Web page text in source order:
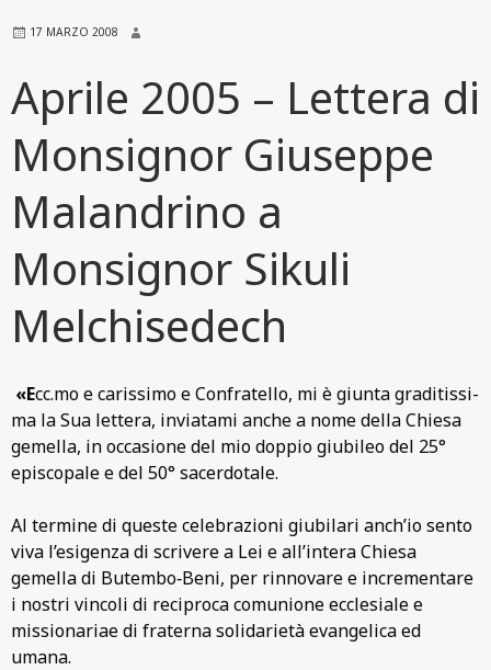
17 MARZO 2008
Aprile 2005 – Lettera di
Monsignor Giuseppe
Malandrino a
Monsignor Sikuli
Melchisedech
«Ecc.mo e carissimo e Confratello, mi è giunta graditissi­
ma la Sua lettera, invia­tami anche a nome della Chiesa
gemella, in occasio­ne del mio doppio giubileo del 25°
episcopale e del 50° sacerdotale.
Al termine di queste celebrazioni giubilari an­ch’io sento
viva l’esigenza di scrivere a Lei e all’inte­ra Chiesa
gemella di Butembo‑Beni, per rinno­vare e incrementare
i no­stri vincoli di reciproca comunione ecclesiale e
missionariae di fraterna solidarietà evangelica ed
umana.